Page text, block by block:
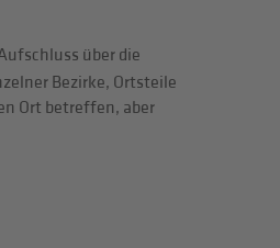
über die
Bezirke, Ortsteile
Ort betreffen, aber